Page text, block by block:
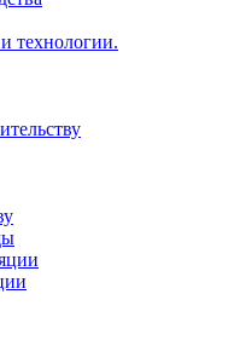
технологии.